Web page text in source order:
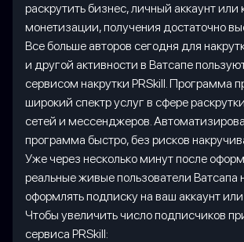
раскрутить бизнес, личный аккаунт или
монетизации, получения достаточно
Все больше авторов сегодня для
и другой активности в Ватсапе
сервисом накрутки PRSkill. Программа
широкий спектр услуг в сфере
сетей и мессенджеров.
программа быстро, без рисков
Уже через несколько минут после
реальные живые пользователи Ватсапа
оформлять подписку на ваш аккаунт или
Чтобы увеличить число подписчиков
сервиса PRSkill: